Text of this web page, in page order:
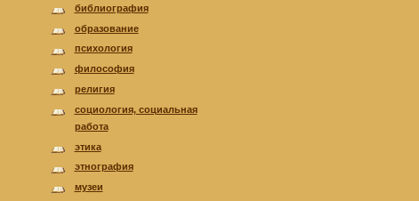
библиография
образование
психология
философия
религия
cоциология, cоциальная
работа
этика
этнография
музеи